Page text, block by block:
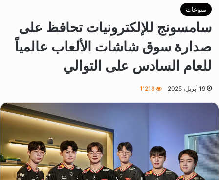
منوعات
سامسونج للإلكترونيات تحافظ على
صدارة سوق شاشات الألعاب عالمياً
للعام السادس على التوالي
19 أبريل، 2025 1٬218